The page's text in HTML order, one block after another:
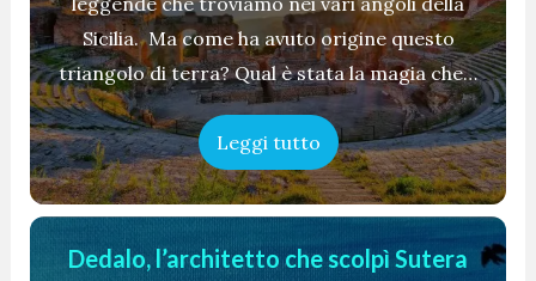
Sicilia. Ma come ha avuto origine questo
triangolo di terra? Qual è stata la magia che…
Leggi tutto
Dedalo, l’architetto che scolpì Sutera